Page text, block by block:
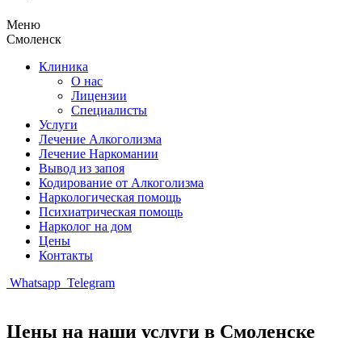
Меню
Смоленск
Клиника
О нас
Лицензии
Специалисты
Услуги
Лечение Алкоголизма
Лечение Наркомании
Вывод из запоя
Кодирование от Алкоголизма
Наркологическая помощь
Психиатрическая помощь
Нарколог на дом
Цены
Контакты
Whatsapp Telegram
Цены на наши услуги в Смоленске